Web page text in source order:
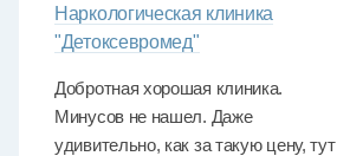
Наркологическая клиника
"Детоксевромед"
Добротная хорошая клиника.
Минусов не нашел. Даже
удивительно, как за такую цену, тут